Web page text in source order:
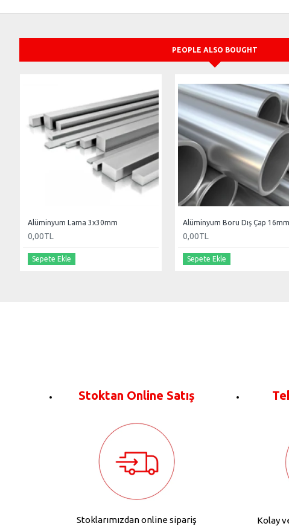
PEOPLE ALSO BOUGHT
Alüminyum Lama 3x30mm
0,00TL
Sepete Ekle
0,00TL
Sepete Ekle
Stoktan Online Satış
Stoklarımızdan online sipariş Kolay